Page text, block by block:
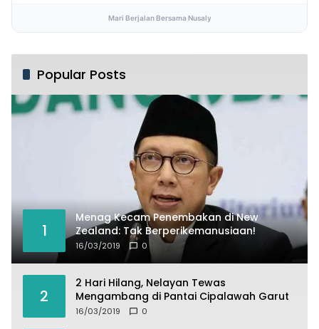
Mari Berjalan Bersama Nusaly
Popular Posts
1
Menag Kecam Penembakan di New
Zealand: Tak Berperikemanusiaan!
16/03/2019 0
2
2 Hari Hilang, Nelayan Tewas
Mengambang di Pantai Cipalawah Garut
16/03/2019 0